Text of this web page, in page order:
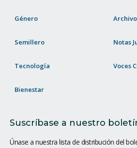
Género
Semillero
Tecnología
Bienestar
Notas
Voces
Suscríbase a nuestro
Únase a nuestra lista de distribución del